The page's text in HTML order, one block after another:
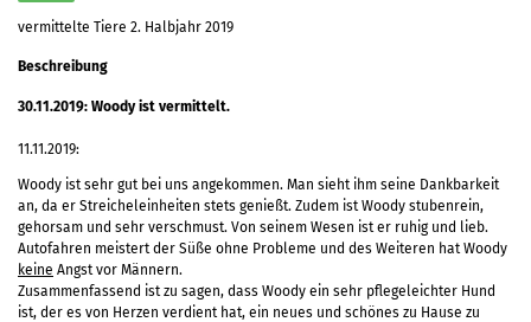
vermittelte Tiere 2. Halbjahr 2019
Beschreibung
30.11.2019: Woodyist vermittelt.
11.11.2019:
Woody ist sehr gut bei uns angekommen. Man sieht ihm seine Dankbarkeit
an, da er Streicheleinheiten stets genießt. Zudem ist Woody stubenrein,
gehorsam und sehr verschmust. Von seinem Wesen ist er ruhig und lieb.
Autofahren meistert der Süße ohne Probleme und des Weiteren hat Woody
keine Angst vor Männern.
Zusammenfassend ist zu sagen, dass Woody ein sehr pflegeleichter Hund
ist, der es von Herzen verdient hat, ein neues und schönes zu Hause zu